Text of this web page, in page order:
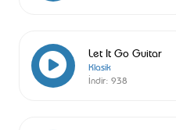
Let It Go Guitar
Klasik
İndir: 938